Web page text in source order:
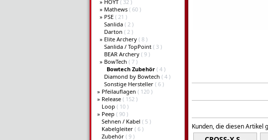
» HOYT ( 32 )
» Mathews ( 60 )
» PSE ( 21 )
Sanlida ( 2 )
Darton ( 2 )
» Elite Archery ( 8 )
Sanlida / TopPoint ( 3 )
BEAR Archery ( 9 )
» BowTech ( 7 )
Bowtech Zubehör ( 4 )
Diamond by Bowtech ( 4 )
Sonstige Hersteller ( 6 )
» Pfeilauflagen ( 120 )
» Release ( 152 )
Loop ( 10 )
» Peep ( 90 )
Sehnen / Kabel ( 5 )
Kabelgleiter ( 6 )
Zubehör ( 9 )
Kunden, die diesen Artikel